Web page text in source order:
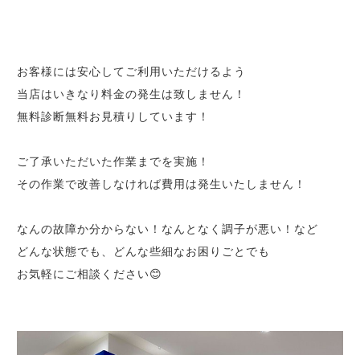
お客様には安心してご利用いただけるよう
当店はいきなり料金の発生は致しません！
無料診断無料お見積りしています！
ご了承いただいた作業までを実施！
その作業で改善しなければ費用は発生いたしません！
なんの故障か分からない！なんとなく調子が悪い！など
どんな状態でも、どんな些細なお困りごとでも
お気軽にご相談ください😊